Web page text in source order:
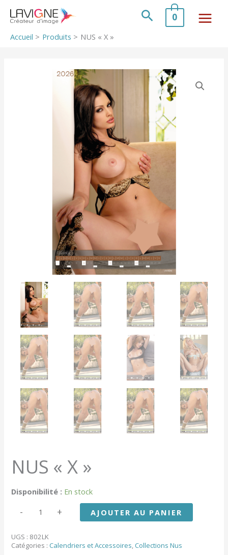
contenu
Rechercher
0
Accueil Produits NUS « X »
NUS « X »
Disponibilité : En stock
-
"X"
+ AJOUTER AU PANIER
UGS : 802LK
Catégories :Calendriers et Accessoires,Collections Nus